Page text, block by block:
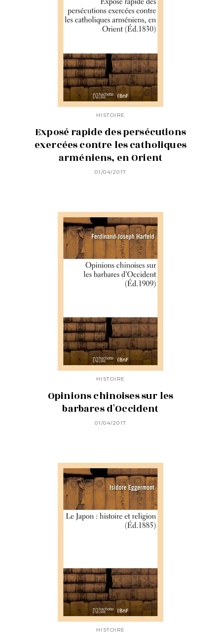
HISTOIRE
Exposé rapide des persécutions
exercées contre les catholiques
arméniens, en Orient
01/04/2017
HISTOIRE
Opinions chinoises sur les
barbares d'Occident
01/04/2017
HISTOIRE